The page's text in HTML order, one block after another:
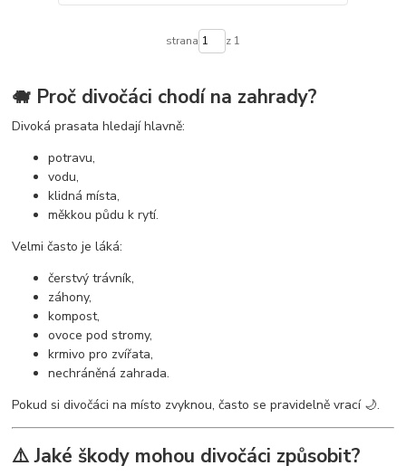
strana z 1
🐗 Proč divočáci chodí na zahrady?
Divoká prasata hledají hlavně:
potravu,
vodu,
klidná místa,
měkkou půdu k rytí.
Velmi často je láká:
čerstvý trávník,
záhony,
kompost,
ovoce pod stromy,
krmivo pro zvířata,
nechráněná zahrada.
Pokud si divočáci na místo zvyknou, často se pravidelně vrací 🌙.
⚠️ Jaké škody mohou divočáci způsobit?